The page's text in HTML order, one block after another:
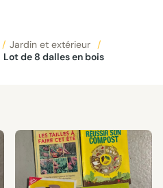
/ Jardin et extérieur
/
Lot de 8 dalles en bois